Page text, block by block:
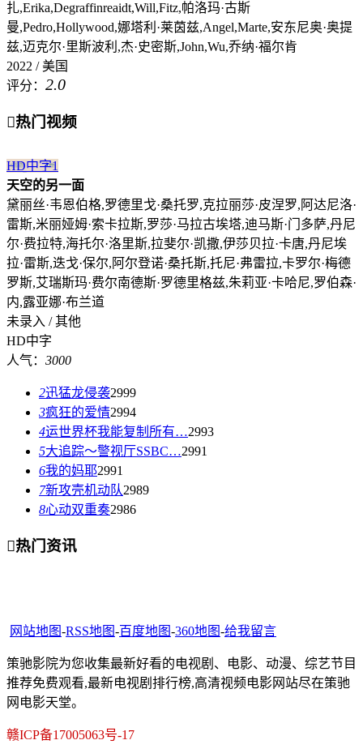
扎,Erika,Degraffinreaidt,Will,Fitz,帕洛玛·古斯
曼,Pedro,Hollywood,娜塔利·莱茵兹,Angel,Marte,安东尼奥·奥提
兹,迈克尔·里斯波利,杰·史密斯,John,Wu,乔纳·福尔肯
2022 / 美国
评分： 2.0
热门视频
HD中字1
天空的另一面
黛丽丝·韦恩伯格,罗德里戈·桑托罗,克拉丽莎·皮涅罗,阿达尼洛·
雷斯,米丽娅姆·索卡拉斯,罗莎·马拉古埃塔,迪马斯·门多萨,丹尼
尔·费拉特,海托尔·洛里斯,拉斐尔·凯撒,伊莎贝拉·卡唐,丹尼埃
拉·雷斯,迭戈·保尔,阿尔登诺·桑托斯,托尼·弗雷拉,卡罗尔·梅德
罗斯,艾瑞斯玛·费尔南德斯·罗德里格兹,朱莉亚·卡哈尼,罗伯森·
内,露亚娜·布兰道
未录入 / 其他
HD中字
人气： 3000
2迅猛龙侵袭2999
3疯狂的爱情2994
4运世界杯我能复制所有…2993
5大追踪〜警视厅SSBC…2991
6我的妈耶2991
7新攻壳机动队2989
8心动双重奏2986
热门资讯
网站地图-RSS地图-百度地图-360地图-给我留言
策驰影院为您收集最新好看的电视剧、电影、动漫、综艺节目
推荐免费观看,最新电视剧排行榜,高清视频电影网站尽在策驰
网电影天堂。
赣ICP备17005063号-17